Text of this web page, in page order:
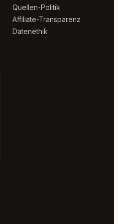
Quellen-Politik
Affiliate-Transparenz
Datenethik